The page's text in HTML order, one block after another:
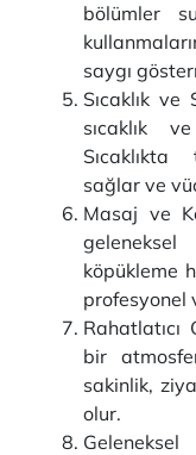
bölümler
saygı
Sıcaklık
sıcaklık
sağlar ve
Masaj ve
köpükleme
profesyonel
bir
sakinlik,
olur.